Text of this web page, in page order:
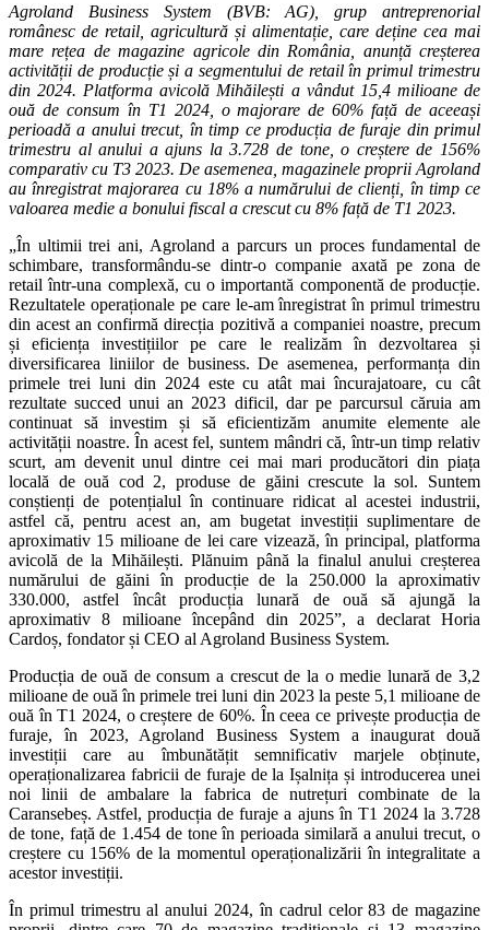
Agroland Business System (BVB: AG), grup antreprenorial
românesc de retail, agricultură și alimentație, care deține cea mai
mare rețea de magazine agricole din România, anunță creșterea
activității de producție și a segmentului de retail în primul trimestru
din 2024. Platforma avicolă Mihăilești a vândut 15,4 milioane de
ouă de consum în T1 2024, o majorare de 60% față de aceeași
perioadă a anului trecut, în timp ce producția de furaje din primul
trimestru al anului a ajuns la 3.728 de tone, o creștere de 156%
comparativ cu T3 2023. De asemenea, magazinele proprii Agroland
au înregistrat majorarea cu 18% a numărului de clienți, în timp ce
valoarea medie a bonului fiscal a crescut cu 8% față de T1 2023.
„În ultimii trei ani, Agroland a parcurs un proces fundamental de
schimbare, transformându-se dintr-o companie axată pe zona de
retail într-una complexă, cu o importantă componentă de producție.
Rezultatele operaționale pe care le-am înregistrat în primul trimestru
din acest an confirmă direcția pozitivă a companiei noastre, precum
și eficiența investițiilor pe care le realizăm în dezvoltarea și
diversificarea liniilor de business. De asemenea, performanța din
primele trei luni din 2024 este cu atât mai încurajatoare, cu cât
rezultate succed unui an 2023 dificil, dar pe parcursul căruia am
continuat să investim și să eficientizăm anumite elemente ale
activității noastre. În acest fel, suntem mândri că, într-un timp relativ
scurt, am devenit unul dintre cei mai mari producători din piața
locală de ouă cod 2, produse de găini crescute la sol. Suntem
conștienți de potențialul în continuare ridicat al acestei industrii,
astfel că, pentru acest an, am bugetat investiții suplimentare de
aproximativ 15 milioane de lei care vizează, în principal, platforma
avicolă de la Mihăilești. Plănuim până la finalul anului creșterea
numărului de găini în producție de la 250.000 la aproximativ
330.000, astfel încât producția lunară de ouă să ajungă la
aproximativ 8 milioane începând din 2025”, a declarat Horia
Cardoș, fondator și CEO al Agroland Business System.
Producția de ouă de consum a crescut de la o medie lunară de 3,2
milioane de ouă în primele trei luni din 2023 la peste 5,1 milioane de
ouă în T1 2024, o creștere de 60%. În ceea ce privește producția de
furaje, în 2023, Agroland Business System a inaugurat două
investiții care au îmbunătățit semnificativ marjele obținute,
operaționalizarea fabricii de furaje de la Ișalnița și introducerea unei
noi linii de ambalare la fabrica de nutrețuri combinate de la
Caransebeș. Astfel, producția de furaje a ajuns în T1 2024 la 3.728
de tone, față de 1.454 de tone în perioada similară a anului trecut, o
creștere cu 156% de la momentul operaționalizării în integralitate a
acestor investiții.
În primul trimestru al anului 2024, în cadrul celor 83 de magazine